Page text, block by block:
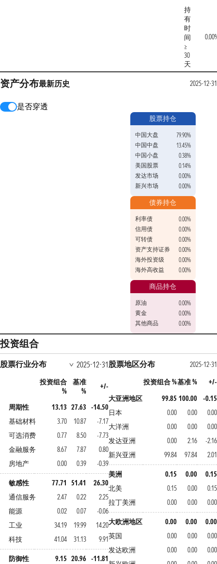
持
有
时
间
≥
30
天
资产分布最新历史 2025-12-31
是否穿透
股票持仓
中国大盘
79.90%
中国中盘
13.45%
中国小盘
0.38%
美国股票
0.14%
发达市场
0.00%
新兴市场
0.00%
债券持仓
利率债
0.00%
信用债
0.00%
可转债
0.00%
资产支持证券
0.00%
海外投资级
0.00%
海外高收益
0.00%
商品持仓
原油
0.00%
黄金
0.00%
其他商品
0.00%
投资组合
股票行业分布 2025-12-31
投资组合
%
基准
%
+/-
周期性 13.13 27.63
-14.50
基础材料
3.70 10.87
-7.17
可选消费
0.77 8.50
-7.73
金融服务
8.67 7.87
0.80
房地产
0.00 0.39 -0.39
敏感性 77.71 51.41
26.30
通信服务
2.47 0.22
2.25
能源
0.02 0.07
-0.06
工业
34.19 19.99
14.20
科技
41.04 31.13 9.91
防御性 9.15 20.96 -11.81
股票地区分布
2025-12-31
投资组合 %基准 %
+/-
大亚洲地区
99.85 100.00
-0.15
日本
0.00 0.00
0.00
大洋洲
0.00 0.00
0.00
发达亚洲
0.00 2.16
-2.16
新兴亚洲
99.84 97.84 2.01
美洲 0.15 0.00
0.15
北美
0.15 0.00
0.15
拉丁美洲
0.00 0.00 0.00
大欧洲地区 0.00 0.00
0.00
英国
0.00 0.00
0.00
发达欧洲
0.00 0.00
0.00